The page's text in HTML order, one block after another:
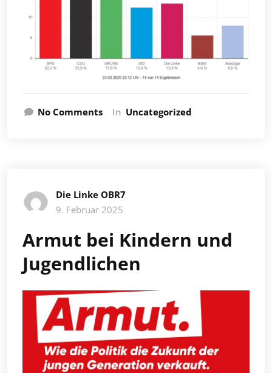
No Comments In Uncategorized
Die Linke OBR7
9. Februar 2025
Armut bei Kindern und
Jugendlichen